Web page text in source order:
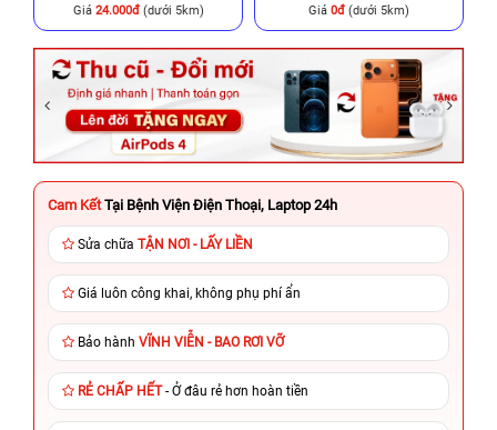
Giá 24.000đ(dưới 5km) Giá 0đ (dưới 5km)
Cam Kết Tại Bệnh Viện Điện Thoại, Laptop 24h
Sửa chữa TẬN NƠI - LẤY LIỀN
Giá luôn công khai, không phụ phí ẩn
Bảo hành VĨNH VIỄN - BAO RƠI VỠ
RẺ CHẤP HẾT- Ở đâu rẻ hơn hoàn tiền